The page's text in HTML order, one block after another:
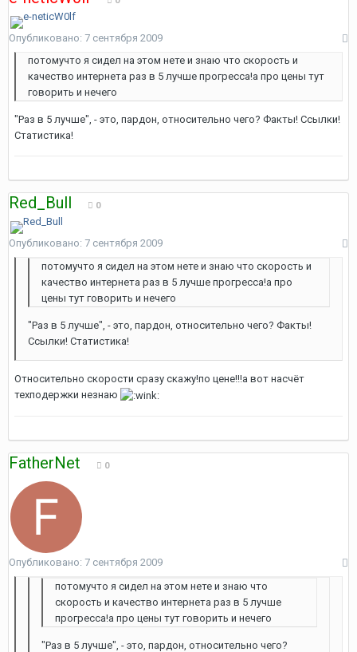
Опубликовано: 7 сентября 2009
потомучто я сидел на этом нете и знаю что скорость и
качество интернета раз в 5 лучше прогресса!а про цены тут
говорить и нечего
"Раз в 5 лучше", - это, пардон, относительно чего? Факты! Ссылки!
Статистика!
Red_Bull 0
Опубликовано: 7 сентября 2009
потомучто я сидел на этом нете и знаю что скорость и
качество интернета раз в 5 лучше прогресса!а про
цены тут говорить и нечего
"Раз в 5 лучше", - это, пардон, относительно чего? Факты!
Ссылки! Статистика!
Относительно скорости сразу скажу!по цене!!!а вот насчёт
техподержки незнаю
FatherNet 0
Опубликовано: 7 сентября 2009
потомучто я сидел на этом нете и знаю что
скорость и качество интернета раз в 5 лучше
прогресса!а про цены тут говорить и нечего
"Раз в 5 лучше", - это, пардон, относительно чего?